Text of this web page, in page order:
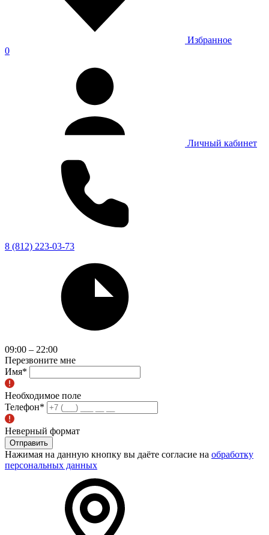
Избранное
0
Личный кабинет
8 (812) 223-03-73
09:00 – 22:00
Перезвоните мне
Имя*
Необходимое поле
Телефон*
Неверный формат
Отправить
Нажимая на данную кнопку вы даёте согласие на обработку
персональных данных